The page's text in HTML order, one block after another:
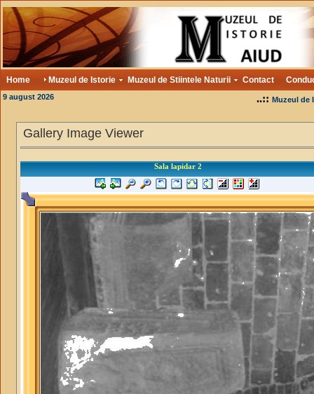
Home Muzeul de Istorie Muzeul de Stiintele Naturii Contact
9 august 2026 ..:: Muzeul de
Gallery Image Viewer
Sala lapidar 2